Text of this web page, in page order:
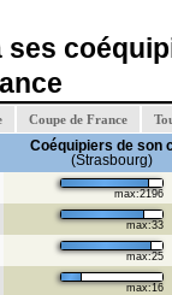
Coupe de France
Coéquipiers de son
(Strasbourg)
max:2196
max:33
max:25
max:16